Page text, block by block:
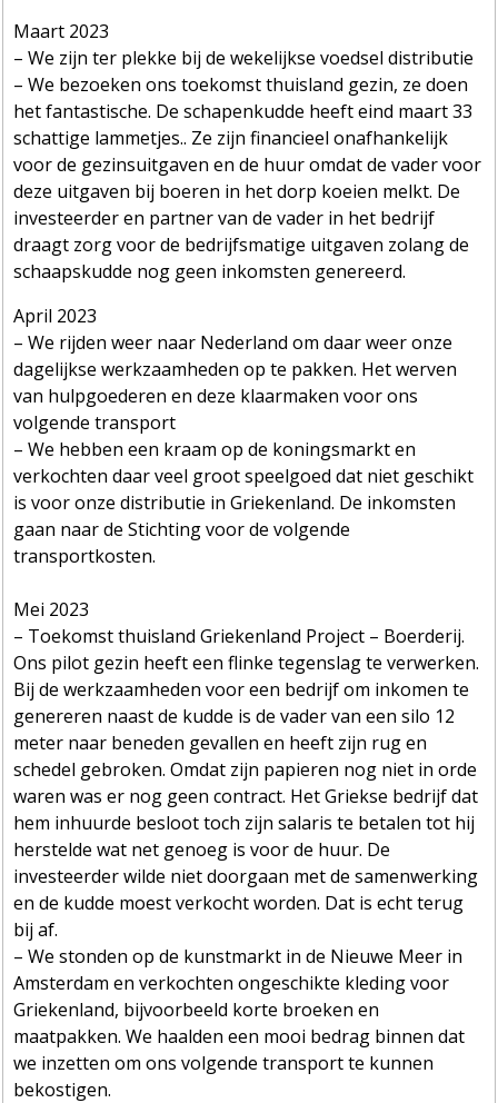
Maart 2023
– We zijn ter plekke bij de wekelijkse voedsel distributie
– We bezoeken ons toekomst thuisland gezin, ze doen
het fantastische. De schapenkudde heeft eind maart 33
schattige lammetjes.. Ze zijn financieel onafhankelijk
voor de gezinsuitgaven en de huur omdat de vader voor
deze uitgaven bij boeren in het dorp koeien melkt. De
investeerder en partner van de vader in het bedrijf
draagt zorg voor de bedrijfsmatige uitgaven zolang de
schaapskudde nog geen inkomsten genereerd.
April 2023
– We rijden weer naar Nederland om daar weer onze
dagelijkse werkzaamheden op te pakken. Het werven
van hulpgoederen en deze klaarmaken voor ons
volgende transport
– We hebben een kraam op de koningsmarkt en
verkochten daar veel groot speelgoed dat niet geschikt
is voor onze distributie in Griekenland. De inkomsten
gaan naar de Stichting voor de volgende
transportkosten.
Mei 2023
– Toekomst thuisland Griekenland Project – Boerderij.
Ons pilot gezin heeft een flinke tegenslag te verwerken.
Bij de werkzaamheden voor een bedrijf om inkomen te
genereren naast de kudde is de vader van een silo 12
meter naar beneden gevallen en heeft zijn rug en
schedel gebroken. Omdat zijn papieren nog niet in orde
waren was er nog geen contract. Het Griekse bedrijf dat
hem inhuurde besloot toch zijn salaris te betalen tot hij
herstelde wat net genoeg is voor de huur. De
investeerder wilde niet doorgaan met de samenwerking
en de kudde moest verkocht worden. Dat is echt terug
bij af.
– We stonden op de kunstmarkt in de Nieuwe Meer in
Amsterdam en verkochten ongeschikte kleding voor
Griekenland, bijvoorbeeld korte broeken en
maatpakken. We haalden een mooi bedrag binnen dat
we inzetten om ons volgende transport te kunnen
bekostigen.